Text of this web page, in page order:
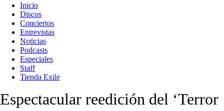
Inicio
Discos
Conciertos
Entrevistas
Noticias
Podcasts
Especiales
Staff
Tienda Exile
Espectacular reedición del ‘Terror